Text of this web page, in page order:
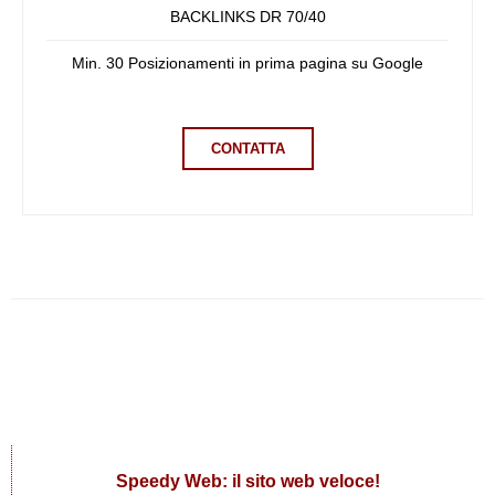
BACKLINKS DR 70/40
Min. 30 Posizionamenti in prima pagina su Google
CONTATTA
Speedy Web: il sito web veloce!